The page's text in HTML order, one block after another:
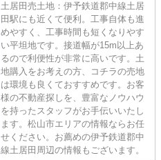
土居田売土地：伊予鉄道郡中線土居
田駅にも近くて便利。工事自体も進
めやすく、工事時間も短くなりやす
い平坦地です。接道幅が15m以上あ
るので利便性が非常に高いです。土
地購入をお考えの方、コチラの売地
は環境も良くておすすめです。お客
様の不動産探しを、豊富なノウハウ
を持ったスタッフがお手伝いいたし
ます。松山市エリアの情報ならお任
せください。お薦めの伊予鉄道郡中
線土居田周辺の情報もございます。